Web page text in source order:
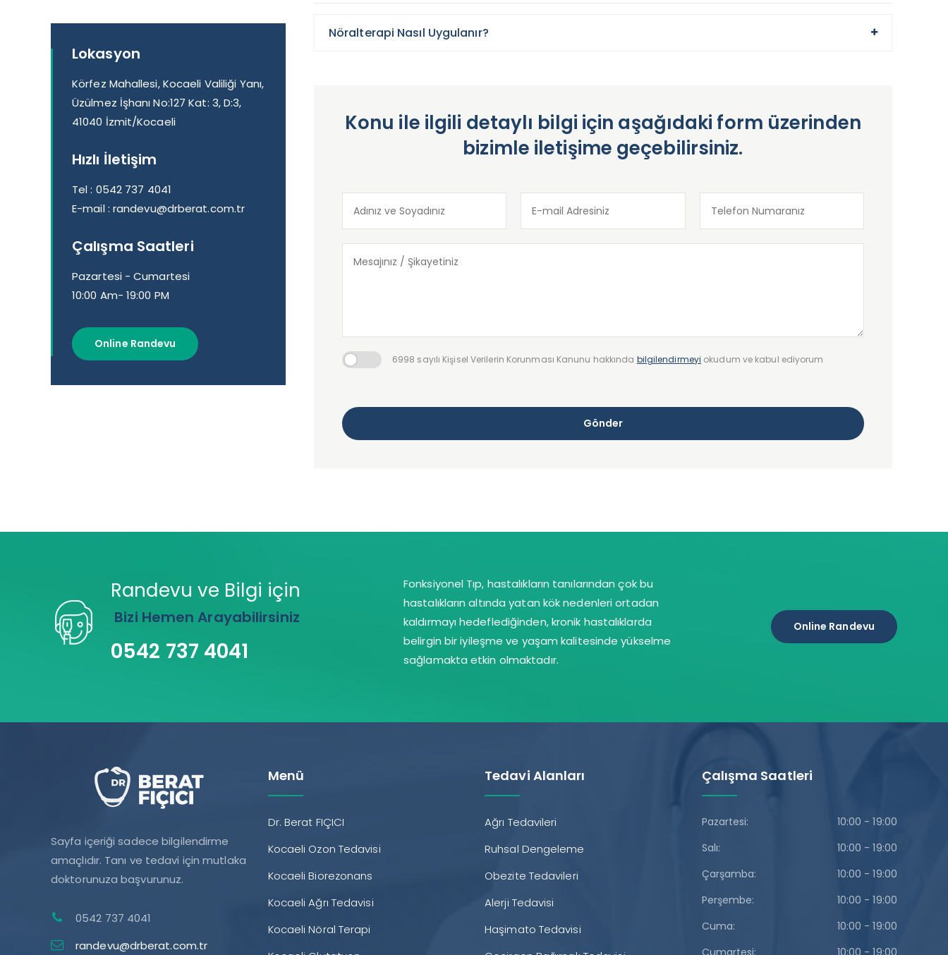
Lokasyon
Körfez Mahallesi, Kocaeli Valiliği Yanı,
Üzülmez İşhanı No:127 Kat: 3, D:3,
41040 İzmit/Kocaeli
Hızlı İletişim
Tel : 0542 737 4041
E-mail : randevu@drberat.com.tr
Çalışma Saatleri
Pazartesi - Cumartesi
10:00 Am- 19:00 PM
Online Randevu
Nöralterapi Nasıl Uygulanır?
Konu ile ilgili detaylı bilgi için aşağıdaki form üzerinden
bizimle iletişime geçebilirsiniz.
6998 sayılı Kişisel Verilerin Korunması Kanunu hakkında bilgilendirmeyi okudum ve kabul ediyorum
Gönder
Randevu ve Bilgi için
Bizi Hemen Arayabilirsiniz
0542 737 4041
Fonksiyonel Tıp, hastalıkların tanılarından çok bu
hastalıkların altında yatan kök nedenleri ortadan
kaldırmayı hedeflediğinden, kronik hastalıklarda
belirgin bir iyileşme ve yaşam kalitesinde yükselme
sağlamakta etkin olmaktadır.
Online Randevu
Sayfa içeriği sadece bilgilendirme
amaçlıdır. Tanı ve tedavi için mutlaka
doktorunuza başvurunuz.
0542 737 4041
randevu@drberat.com.tr
Menü
Dr. Berat FIÇICI
Kocaeli Ozon Tedavisi
Kocaeli Biorezonans
Kocaeli Ağrı Tedavisi
Kocaeli Nöral Terapi
Tedavi Alanları
Ağrı Tedavileri
Ruhsal Dengeleme
Obezite Tedavileri
Alerji Tedavisi
Haşimato Tedavisi
Çalışma Saatleri
Pazartesi:
10:00 - 19:00
Salı:
10:00 - 19:00
Çarşamba:
10:00 - 19:00
Perşembe:
10:00 - 19:00
Cuma:
10:00 - 19:00
Cumartesi:
10:00 - 19:00